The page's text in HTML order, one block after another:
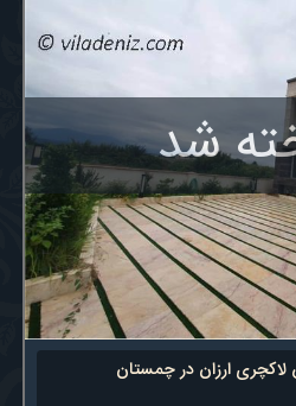
شد
ارزان در چمستان